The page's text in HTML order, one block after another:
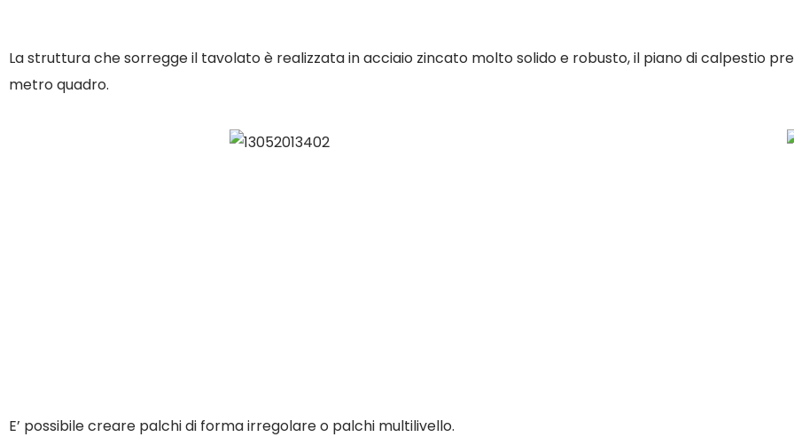
La struttura che sorregge il tavolato è realizzata in acciaio zincato molto solido e robusto, il piano di calpestio
metro quadro.
E’ possibile creare palchi di forma irregolare o palchi multilivello.